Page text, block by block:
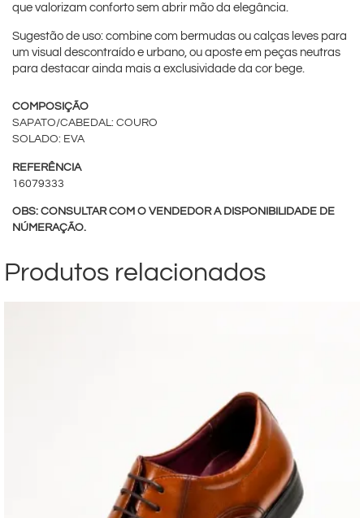
que valorizam conforto sem abrir mão da elegância.
Sugestão de uso: combine com bermudas ou calças leves para
um visual descontraído e urbano, ou aposte em peças neutras
para destacar ainda mais a exclusividade da cor bege.
COMPOSIÇÃO
SAPATO/CABEDAL: COURO
SOLADO: EVA
REFERÊNCIA
16079333
OBS: CONSULTAR COM O VENDEDOR A DISPONIBILIDADE DE
NÚMERAÇÃO.
Produtos relacionados